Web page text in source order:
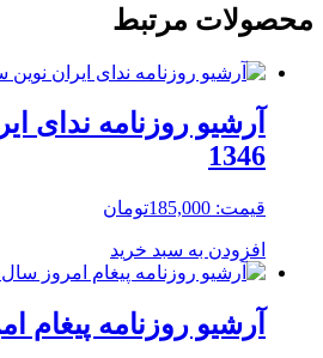
محصولات مرتبط
آرشیو روزنامه ندای
1346
قیمت: 185,000تومان
افزودن به سبد خرید
آرشیو روزنامه